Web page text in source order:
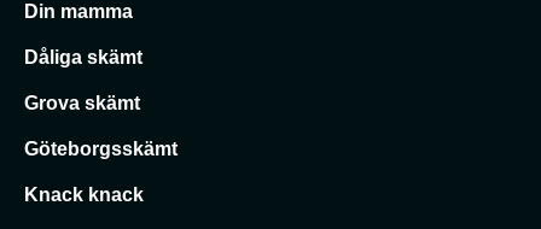
Din mamma
Dåliga skämt
Grova skämt
Göteborgsskämt
Knack knack